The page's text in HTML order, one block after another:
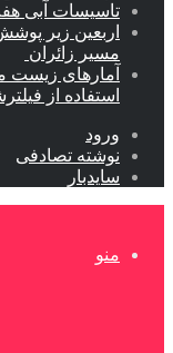
تاسیسات آبی
اربعین زیر
مسیر زائران
آمارهای زیست
استفاده از
ورود
نوشته تصادفی
سایدبار
منو